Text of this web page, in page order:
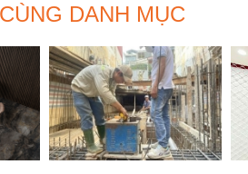
DANH MỤC